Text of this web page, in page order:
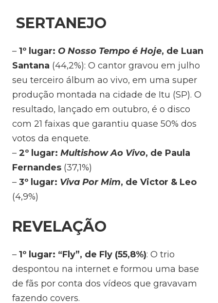
SERTANEJO
–1º lugar: O Nosso Tempo é Hoje, de Luan
Santana (44,2%): O cantor gravou em julho
seu terceiro álbum ao vivo, em uma super
produção montada na cidade de Itu (SP). O
resultado, lançado em outubro, é o disco
com 21 faixas que garantiu quase 50% dos
votos da enquete.
–2º lugar:Multishow Ao Vivo, de Paula
Fernandes (37,1%)
–3º lugar: Viva Por Mim, de Victor & Leo
(4,9%)
REVELAÇÃO
–1º lugar: “Fly”, de Fly (55,8%): O trio
despontou na internet e formou uma base
de fãs por conta dos vídeos que gravavam
fazendo covers.